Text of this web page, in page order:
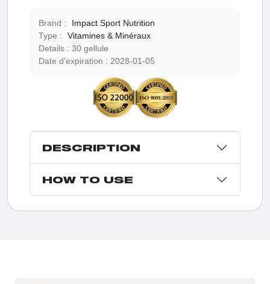
Brand :
Impact Sport Nutrition
Type :
Vitamines & Minéraux
Details :
30 gellule
Date d'expiration : 2028-01-05
DESCRIPTION
HOW TO USE